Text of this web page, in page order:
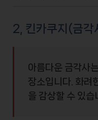
2, 킨카쿠지(금각
아름다운 금각사
장소입니다. 화려
을 감상할 수 있습